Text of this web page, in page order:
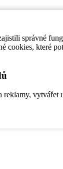
správné
cookies, které